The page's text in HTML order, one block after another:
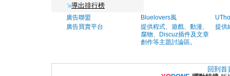
導出排行榜
廣告聯盟
廣告買賣平台
Bluelovers風
提供程式、遊戲、動漫、
腐物、Discuz插件及文章
創作等主題討論區。
提供
回到首